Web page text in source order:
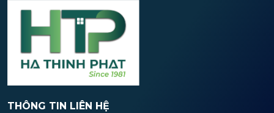
THÔNG TIN LIÊN HỆ